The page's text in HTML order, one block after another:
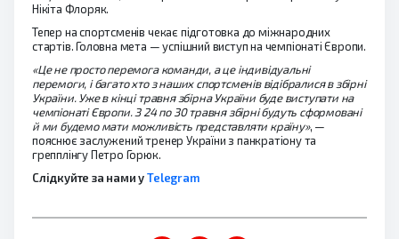
Нікіта Флоряк.
Тепер на спортсменів чекає підготовка до міжнародних
стартів. Головна мета — успішний виступ на чемпіонаті Європи.
«Це не просто перемога команди, а це індивідуальні
перемоги, і багато хто з наших спортсменів відібралися в збірні
України. Уже в кінці травня збірна України буде виступати на
чемпіонаті Європи. З 24 по 30 травня збірні будуть сформовані
й ми будемо мати можливість представляти країну», —
пояснює заслужений тренер України з панкратіону та
грепплінгу Петро Горюк.
Слідкуйте за нами уTelegram